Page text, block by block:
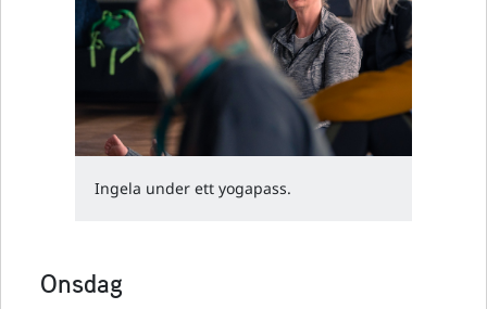
Ingela under ett yogapass.
Onsdag